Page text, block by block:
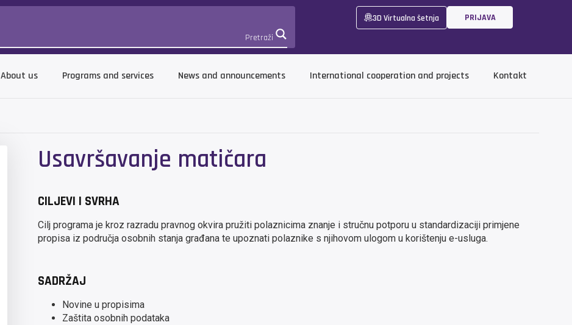
Pretraži
3D Virtualna šetnja PRIJAVA
About us Programs and services News and announcements International cooperation and projects Kontakt
Usavršavanje matičara
CILJEVI I SVRHA
Cilj programa je kroz razradu pravnog okvira pružiti polaznicima znanje i stručnu potporu u standardizaciji primjene
propisa iz područja osobnih stanja građana te upoznati polaznike s njihovom ulogom u korištenju e-usluga.
SADRŽAJ
Novine u propisima
Zaštita osobnih podataka